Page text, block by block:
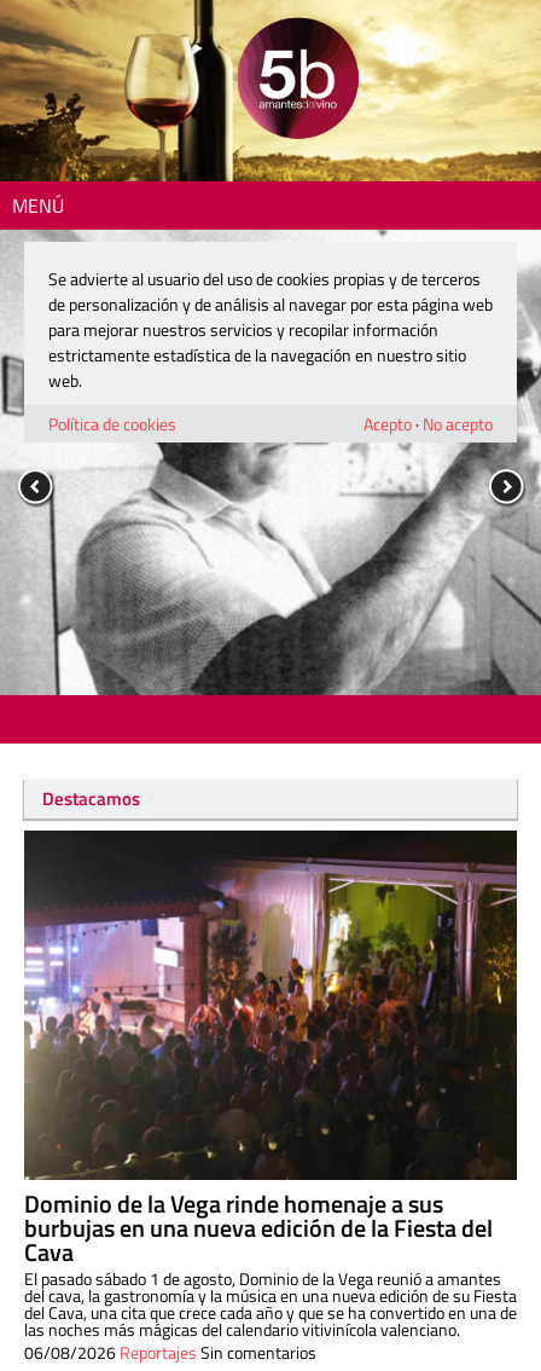
MENÚ
Destacamos
Dominio de la Vega rinde homenaje a sus
burbujas en una nueva edición de la Fiesta del
Cava
El pasado sábado 1 de agosto, Dominio de la Vega reunió a amantes
del cava, la gastronomía y la música en una nueva edición de su Fiesta
del Cava, una cita que crece cada año y que se ha convertido en una de
las noches más mágicas del calendario vitivinícola valenciano.
06/08/2026ReportajesSin comentarios
Se advierte al usuario del uso de cookies propias y de terceros
de personalización y de análisis al navegar por esta página web
para mejorar nuestros servicios y recopilar información
estrictamente estadística de la navegación en nuestro sitio
web.
Política de cookies
Acepto· No acepto